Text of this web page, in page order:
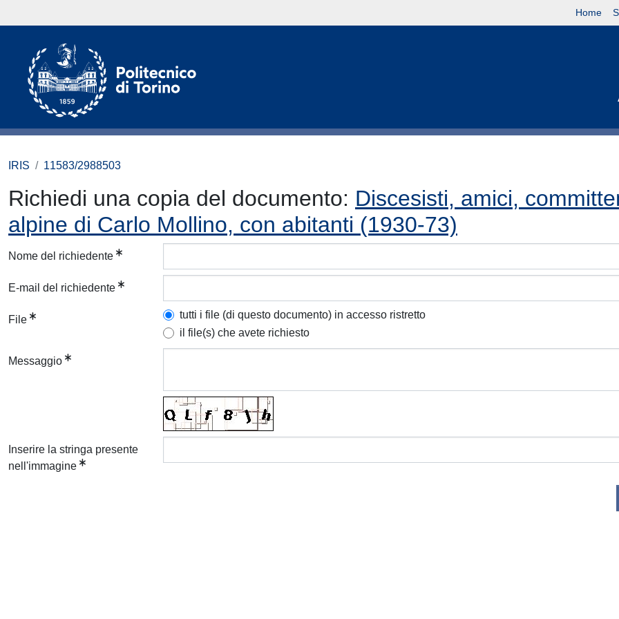
Home
IRIS 11583/2988503
Richiedi una copia del documento: Discesisti, amici,
alpine di Carlo Mollino, con abitanti (1930-73)
Nome del richiedente
E-mail del richiedente
File
tutti i file (di questo documento) in accesso ristretto
il file(s) che avete richiesto
Messaggio
Inserire la stringa presente
nell'immagine